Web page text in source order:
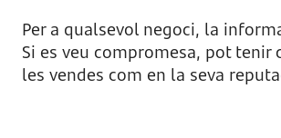
Per a qualsevol negoci, la
Si es veu compromesa, pot
les vendes com en la seva